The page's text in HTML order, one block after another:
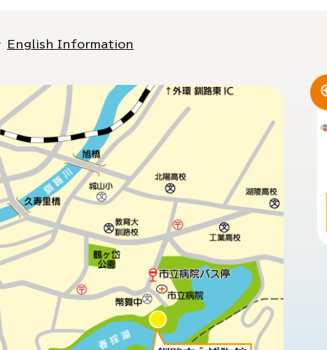
English Information